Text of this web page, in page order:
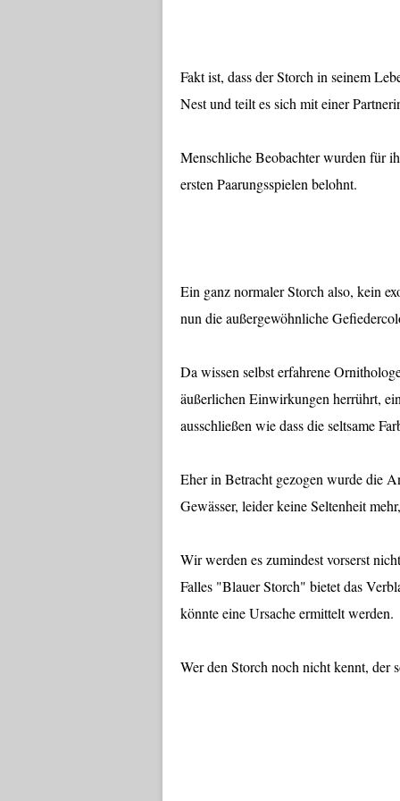
Fakt ist, dass der Storch in seinem
Nest und teilt es sich mit einer
Menschliche Beobachter wurden für
ersten Paarungsspielen belohnt.
Ein ganz normaler Storch also, kein
nun die außergewöhnliche
Da wissen selbst erfahrene
äußerlichen Einwirkungen herrührt,
ausschließen wie dass die seltsame
Eher in Betracht gezogen wurde die
Gewässer, leider keine Seltenheit
Wir werden es zumindest vorserst
Falles "Blauer Storch" bietet das
könnte eine Ursache ermittelt werden.
Wer den Storch noch nicht kennt, der